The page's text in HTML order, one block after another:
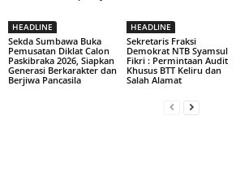
HEADLINE
Sekda Sumbawa Buka
Pemusatan Diklat Calon
Paskibraka 2026, Siapkan
Generasi Berkarakter dan
Berjiwa Pancasila
HEADLINE
Sekretaris Fraksi
Demokrat NTB Syamsul
Fikri : Permintaan Audit
Khusus BTT Keliru dan
Salah Alamat